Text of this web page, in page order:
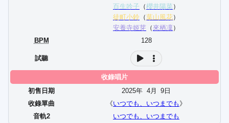
百生吟子 （櫻井陽菜 ）
徒町小鈴 （葉山風花）
安養寺姬芽 （ 來栖凜）
BPM
128
試聽
收錄唱片
初售日期
2025年 4月 9 日
收錄單曲
《いつでも、いつまでも 》
音軌2
いつでも、いつまでも